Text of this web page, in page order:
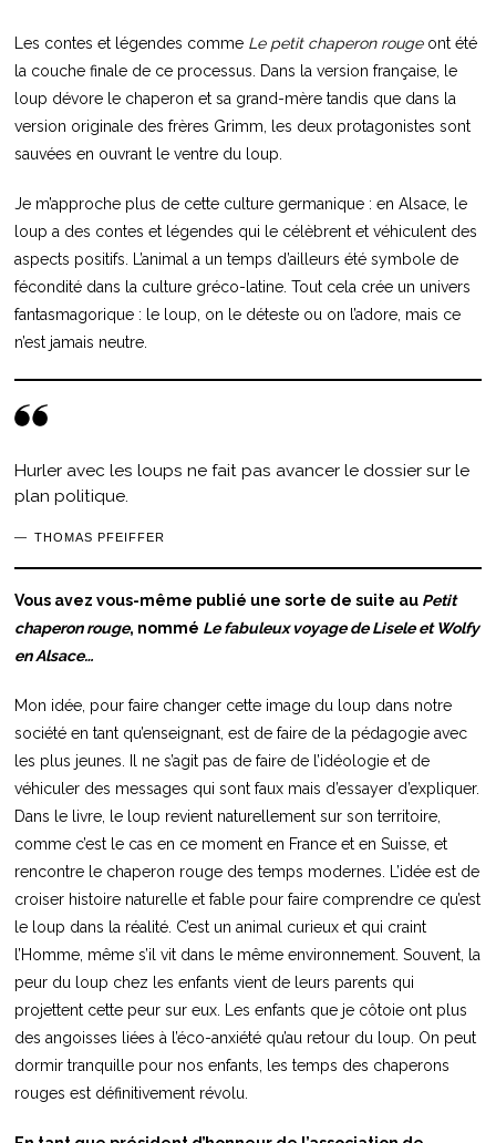
Les contes et légendes comme Le petit chaperon rougeont été
la couche finale de ce processus. Dans la version française, le
loup dévore le chaperon et sa grand-mère tandis que dans la
version originale des frères Grimm, les deux protagonistes sont
sauvées en ouvrant le ventre du loup.
Je m’approche plus de cette culture germanique : en Alsace, le
loup a des contes et légendes qui le célèbrent et véhiculent des
aspects positifs. L’animal a un temps d’ailleurs été symbole de
fécondité dans la culture gréco-latine. Tout cela crée un univers
fantasmagorique : le loup, on le déteste ou on l’adore, mais ce
n’est jamais neutre.
Hurler avec les loups ne fait pas avancer le dossier sur le
plan politique.
THOMAS PFEIFFER
Vous avez vous-même publié une sorte de suite au Petit
chaperon rouge, nommé Le fabuleux voyage de Lisele et Wolfy
en Alsace…
Mon idée, pour faire changer cette image du loup dans notre
société en tant qu’enseignant, est de faire de la pédagogie avec
les plus jeunes. Il ne s’agit pas de faire de l’idéologie et de
véhiculer des messages qui sont faux mais d’essayer d’expliquer.
Dans le livre, le loup revient naturellement sur son territoire,
comme c’est le cas en ce moment en France et en Suisse, et
rencontre le chaperon rouge des temps modernes. L’idée est de
croiser histoire naturelle et fable pour faire comprendre ce qu’est
le loup dans la réalité. C’est un animal curieux et qui craint
l’Homme, même s’il vit dans le même environnement. Souvent, la
peur du loup chez les enfants vient de leurs parents qui
projettent cette peur sur eux. Les enfants que je côtoie ont plus
des angoisses liées à l’éco-anxiété qu’au retour du loup. On peut
dormir tranquille pour nos enfants, les temps des chaperons
rouges est définitivement révolu.